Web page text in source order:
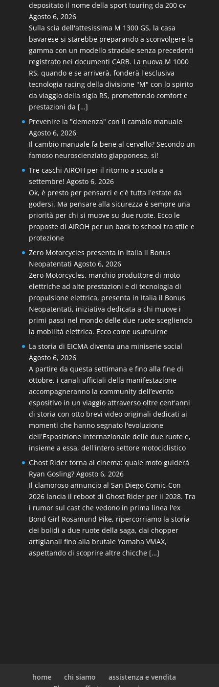
depositato il nome della sport touring da 200 cv
Agosto 6, 2026
Sulla scia dell'attesissima M 1300 GS, la casa
bavarese si starebbe preparando a sconvolgere la
gamma con un modello stradale senza precedenti
registrato nei documenti CARB. La nuova M 1000
RS, quando e se arriverà, fonderà l'esclusiva
tecnologia racing della divisione "M" con lo spirito
da viaggio della sigla RS, promettendo comfort e
prestazioni da […]
Prevenire la "demenza" con il cambio manuale
Agosto 6, 2026
Il cambio manuale fa bene al cervello? Secondo un
famoso neuroscienziato giapponese, sì!
Tre caschi AIROH per il ritorno a scuola a
settembre! Agosto 6, 2026
Ok, è presto per pensarci e c'è tutta l'estate da
godersi. Ma pensare alla sicurezza è sempre una
priorità per chi si muove su due ruote. Ecco le
proposte di AIROH per un back to school tra stile e
protezione
Zero Motorcycles presenta in Italia il Bonus
Neopatentati Agosto 6, 2026
Zero Motorcycles, marchio produttore di moto
elettriche ad alte prestazioni e di tecnologia di
propulsione elettrica, presenta in Italia il Bonus
Neopatentati, iniziativa dedicata a chi muove i
primi passi nel mondo delle due ruote scegliendo
la mobilità elettrica. Ecco come usufruirne
La storia di EICMA diventa una miniserie social
Agosto 6, 2026
A partire da questa settimana e fino alla fine di
ottobre, i canali ufficiali della manifestazione
accompagneranno la community dell’evento
espositivo in un viaggio attraverso oltre cent'anni
di storia con otto brevi video originali dedicati ai
momenti che hanno segnato l'evoluzione
dell'Esposizione Internazionale delle due ruote e,
insieme a essa, dell'intero settore motociclistico
Ghost Rider torna al cinema: quale moto guiderà
Ryan Gosling? Agosto 6, 2026
Il clamoroso annuncio al San Diego Comic-Con
2026 lancia il reboot di Ghost Rider per il 2028. Tra
i rumor sul cast che vedono in prima linea l'ex
Bond Girl Rosamund Pike, ripercorriamo la storia
dei bolidi a due ruote della saga, dai chopper
artigianali fino alla brutale Yamaha VMAX,
aspettando di scoprire altre chicche […]
home chi siamo
assistenza e vendita